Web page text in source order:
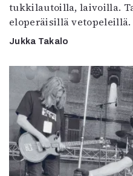
tukkilautoilla, laivoilla.
eloperäisillä vetopeleillä.
Jukka Takalo